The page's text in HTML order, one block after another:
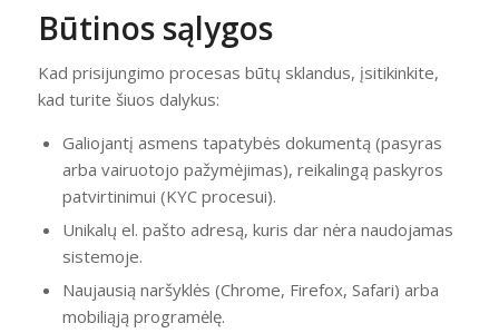
Būtinos sąlygos
Kad prisijungimo procesas būtų sklandus, įsitikinkite,
kad turite šiuos dalykus:
Galiojantį asmens tapatybės dokumentą (pasyras
arba vairuotojo pažymėjimas), reikalingą paskyros
patvirtinimui (KYC procesui).
Unikalų el. pašto adresą, kuris dar nėra naudojamas
sistemoje.
Naujausią naršyklės (Chrome, Firefox, Safari) arba
mobiliąją programėlę.